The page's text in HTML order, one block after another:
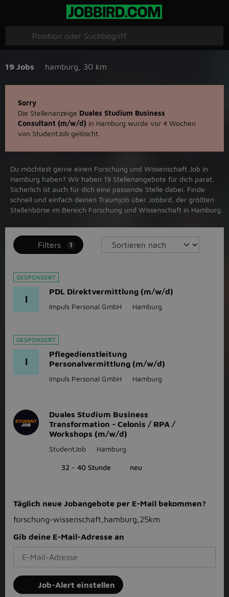
19 Jobs hamburg 30 km
Sorry
Die Stellenanzeige Duales Studium Business
Consultant (m/w/d) in Hamburg wurde vor 4 Wochen
von StudentJob gelöscht.
Du möchtest gerne einen Forschung und Wissenschaft Job in
‪Hamburg‬ haben? Wir haben ‪19‬ Stellenangebote für dich parat.
Sicherlich ist auch für dich eine passende Stelle dabei. Finde
schnell und einfach deinen Traumjob über ‪Jobbird‬, der größten
Stellenbörse im Bereich Forschung und Wissenschaft in ‪Hamburg‬.
Filters 1
GESPONSERT
I
PDL Direktvermittlung (m/w/d)
Impuls Personal GmbH Hamburg
GESPONSERT
I
Pflegedienstleitung
Personalvermittlung (m/w/d)
Impuls Personal GmbH Hamburg
Duales Studium Business
Transformation - Celonis / RPA /
Workshops (m/w/d)
StudentJob Hamburg
32 - 40 Stunde neu
Täglich neue Jobangebote per E-Mail bekommen?
forschung-wissenschaft,hamburg,25km
Gib deine E-Mail-Adresse an
Job-Alert einstellen